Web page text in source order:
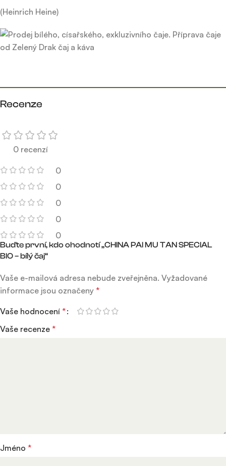
(Heinrich Heine)
Recenze
0 recenzí
0
0
0
0
0
Buďte první, kdo ohodnotí „CHINA PAI MU TAN SPECIAL
BIO – bílý čaj“
Vaše e-mailová adresa nebude zveřejněna. Vyžadované
informace jsou označeny *
Vaše hodnocení *
Vaše recenze *
Jméno *